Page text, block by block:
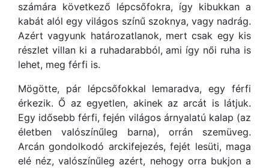
számára következő lépcsőfokra, így kibukkan a
kabát alól egy világos színű szoknya, vagy nadrág.
Azért vagyunk határozatlanok, mert csak egy kis
részlet villan ki a ruhadarabból, ami így női ruha is
lehet, meg férfi is.
Mögötte, pár lépcsőfokkal lemaradva, egy férfi
érkezik. Ő az egyetlen, akinek az arcát is látjuk.
Egy idősebb férfi, fején világos árnyalatú kalap (az
életben valószínűleg barna), orrán szemüveg.
Arcán gondolkodó arckifejezés, fejét lesüti, maga
elé néz, valószínűleg azért, nehogy orra bukjon a